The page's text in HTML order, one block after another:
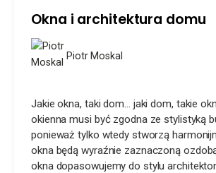
Okna i architektura domu
Piotr Moskal
Jakie okna, taki dom… jaki dom, takie
okienna musi być zgodna ze stylistyką
ponieważ tylko wtedy stworzą
okna będą wyraźnie zaznaczoną
okna dopasowujemy do stylu